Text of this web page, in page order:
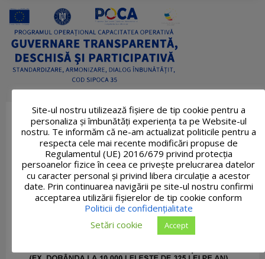
Site-ul nostru utilizează fişiere de tip cookie pentru a
personaliza și îmbunătăți experiența ta pe Website-ul
nostru. Te informăm că ne-am actualizat politicile pentru a
respecta cele mai recente modificări propuse de
Regulamentul (UE) 2016/679 privind protecția
persoanelor fizice în ceea ce privește prelucrarea datelor
cu caracter personal și privind libera circulație a acestor
date. Prin continuarea navigării pe site-ul nostru confirmi
acceptarea utilizării fişierelor de tip cookie conform
Politicii de confidențialitate
Setări cookie
Accept